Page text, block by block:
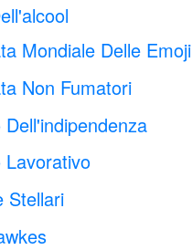
Mondiale Delle Emoji
Non Fumatori
Dell'indipendenza
Lavorativo
Stellari